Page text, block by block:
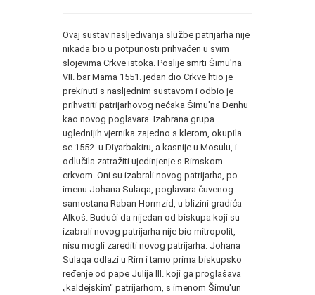
Ovaj sustav nasljeđivanja službe patrijarha nije
nikada bio u potpunosti prihvaćen u svim
slojevima Crkve istoka. Poslije smrti Šimu'na
VII. bar Mama 1551. jedan dio Crkve htio je
prekinuti s nasljednim sustavom i odbio je
prihvatiti patrijarhovog nećaka Šimu'na Denhu
kao novog poglavara. Izabrana grupa
uglednijih vjernika zajedno s klerom, okupila
se 1552. u Diyarbakiru, a kasnije u Mosulu, i
odlučila zatražiti ujedinjenje s Rimskom
crkvom. Oni su izabrali novog patrijarha, po
imenu Johana Sulaqa, poglavara čuvenog
samostana Raban Hormzid, u blizini gradića
Alkoš. Budući da nijedan od biskupa koji su
izabrali novog patrijarha nije bio mitropolit,
nisu mogli zarediti novog patrijarha. Johana
Sulaqa odlazi u Rim i tamo prima biskupsko
ređenje od pape Julija III. koji ga proglašava
„kaldejskim“ patrijarhom, s imenom Šimu'un